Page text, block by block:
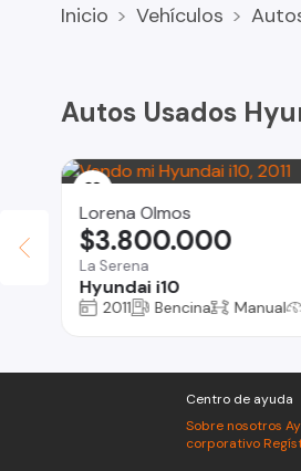
Inicio Vehículos
Autos Usados
Lorena Olmos
La Serena
Hyundai i10
$3.800.000
2011 Bencina Manual
Centro de ayuda
Sobre nosotros
corporativo